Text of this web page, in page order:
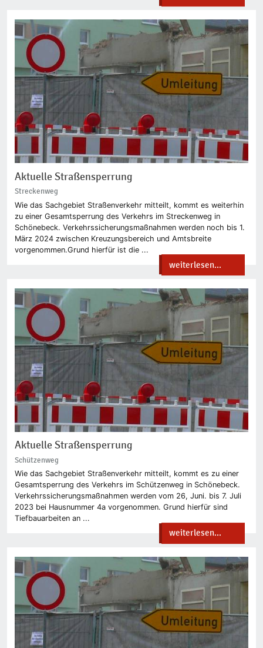
Aktuelle Straßensperrung
Streckenweg
Wie das Sachgebiet Straßenverkehr mitteilt, kommt es weiterhin
zu einer Gesamtsperrung des Verkehrs im Streckenweg in
Schönebeck. Verkehrssicherungsmaßnahmen werden noch bis 1.
März 2024 zwischen Kreuzungsbereich und Amtsbreite
vorgenommen.Grund hierfür ist die ...
weiterlesen...
Aktuelle Straßensperrung
Schützenweg
Wie das Sachgebiet Straßenverkehr mitteilt, kommt es zu einer
Gesamtsperrung des Verkehrs im Schützenweg in Schönebeck.
Verkehrssicherungsmaßnahmen werden vom 26, Juni. bis 7. Juli
2023 bei Hausnummer 4a vorgenommen. Grund hierfür sind
Tiefbauarbeiten an ...
weiterlesen...